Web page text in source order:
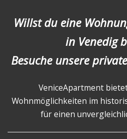
Willst du eine
in Venedig
Besuche unsere
VeniceApartment
Wohnmöglichkeiten im
für einen